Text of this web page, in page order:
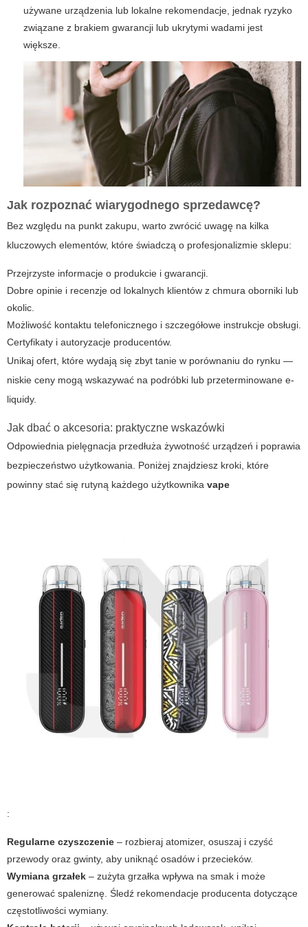
używane urządzenia lub lokalne rekomendacje, jednak ryzyko
związane z brakiem gwarancji lub ukrytymi wadami jest
większe.
Jak rozpoznać wiarygodnego sprzedawcę?
Bez względu na punkt zakupu, warto zwrócić uwagę na kilka
kluczowych elementów, które świadczą o profesjonalizmie sklepu:
Przejrzyste informacje o produkcie i gwarancji.
Dobre opinie i recenzje od lokalnych klientów z chmura oborniki lub
okolic.
Możliwość kontaktu telefonicznego i szczegółowe instrukcje obsługi.
Certyfikaty i autoryzacje producentów.
Unikaj ofert, które wydają się zbyt tanie w porównaniu do rynku —
niskie ceny mogą wskazywać na podróbki lub przeterminowane e-
liquidy.
Jak dbać o akcesoria: praktyczne wskazówki
Odpowiednia pielęgnacja przedłuża żywotność urządzeń i poprawia
bezpieczeństwo użytkowania. Poniżej znajdziesz kroki, które
powinny stać się rutyną każdego użytkownika vape
:
Regularne czyszczenie – rozbieraj atomizer, osuszaj i czyść
przewody oraz gwinty, aby uniknąć osadów i przecieków.
Wymiana grzałek – zużyta grzałka wpływa na smak i może
generować spaleniznę. Śledź rekomendacje producenta dotyczące
częstotliwości wymiany.